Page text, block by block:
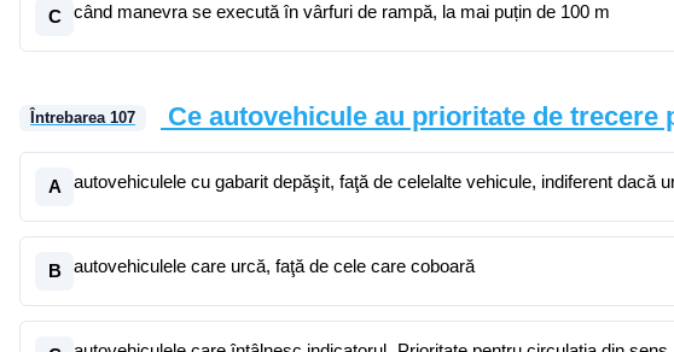
C când manevra se execută în vârfuri de rampă, la mai puțin de 100 m
Întrebarea 107 Ce autovehicule au prioritate de
A autovehiculele cu gabarit depăşit, faţă de celelalte vehicule, indiferent dacă
B autovehiculele care urcă, faţă de cele care coboară